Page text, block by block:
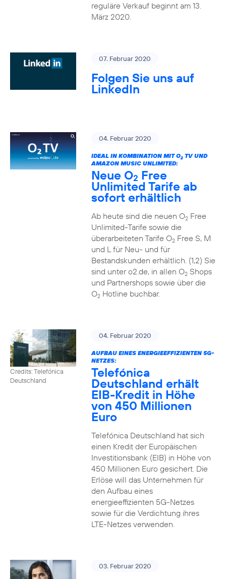
reguläre Verkauf beginnt am 13.
März 2020.
07. Februar 2020
Folgen Sie uns auf
LinkedIn
04. Februar 2020
IDEAL IN KOMBINATION MIT O2TV UND
AMAZON MUSIC UNLIMITED:
Neue O2 Free
Unlimited Tarife ab
sofort erhältlich
Ab heute sind die neuen O2Free
Unlimited-Tarife sowie die
überarbeiteten Tarife O2Free S, M
und L für Neu- und für
Bestandskunden erhältlich. (1,2) Sie
sind unter o2.de, in allen O2Shops
und Partnershops sowie über die
O2Hotline buchbar.
Credits: Telefónica
Deutschland
04. Februar 2020
AUFBAU EINES ENERGIEEFFIZIENTEN 5G-
NETZES:
Telefónica
Deutschland erhält
EIB-Kredit in Höhe
von 450 Millionen
Euro
Telefónica Deutschland hat sich
einen Kredit der Europäischen
Investitionsbank (EIB) in Höhe von
450 Millionen Euro gesichert. Die
Erlöse will das Unternehmen für
den Aufbau eines
energieeffizienten 5G-Netzes
sowie für die Verdichtung ihres
LTE-Netzes verwenden.
03. Februar 2020